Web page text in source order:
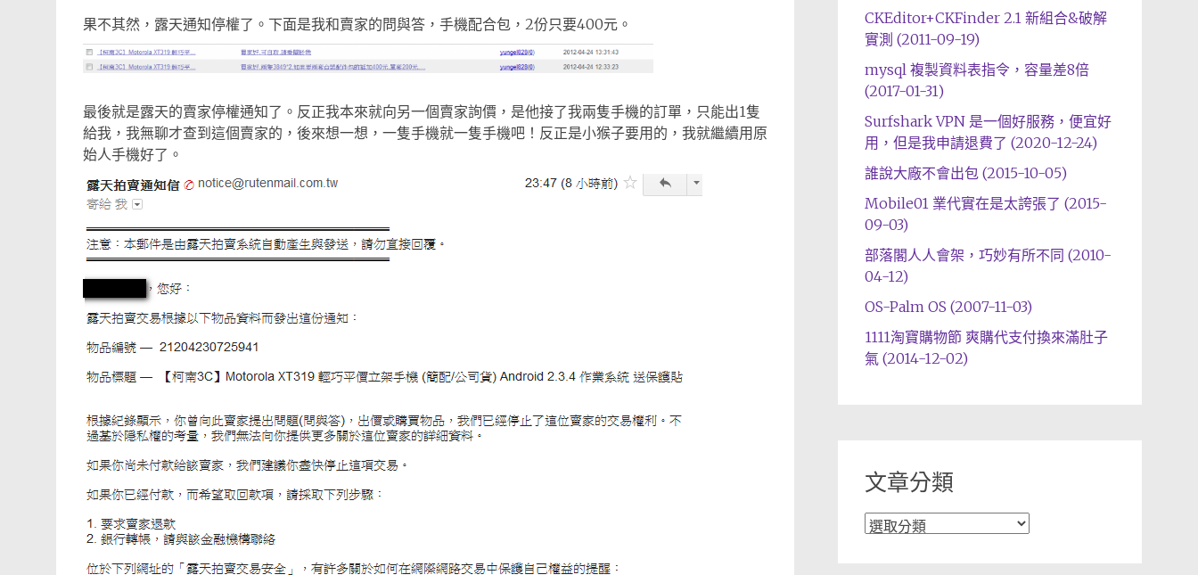
果不其然，露天通知停權了。下面是我和賣家的問與答，手機配合包，2份只要400元。
最後就是露天的賣家停權通知了。反正我本來就向另一個賣家詢價，是他接了我兩隻手機的訂單，只能出1隻
給我，我無聊才查到這個賣家的，後來想一想，一隻手機就一隻手機吧！反正是小猴子要用的，我就繼續用原
始人手機好了。
CKEditor+CKFinder 2.1 新組合&破解
實測 (2011-09-19)
mysql 複製資料表指令，容量差8倍
(2017-01-31)
Surfshark VPN 是一個好服務，便宜好
用，但是我申請退費了 (2020-12-24)
誰說大廠不會出包 (2015-10-05)
Mobile01 業代實在是太誇張了 (2015-
09-03)
部落閣人人會架，巧妙有所不同 (2010-
04-12)
OS-Palm OS (2007-11-03)
1111淘寶購物節 爽購代支付換來滿肚子
氣 (2014-12-02)
文章分類
文